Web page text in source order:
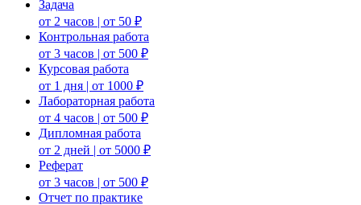
Задача
от 2 часов | от 50 ₽
Контрольная работа
от 3 часов | от 500 ₽
Курсовая работа
от 1 дня | от 1000 ₽
Лабораторная работа
от 4 часов | от 500 ₽
Дипломная работа
от 2 дней | от 5000 ₽
Реферат
от 3 часов | от 500 ₽
Отчет по практике